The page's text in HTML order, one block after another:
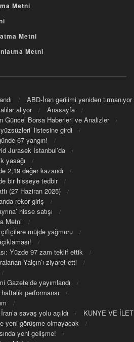
Metni
Metni
Metni
ABD-İran gerilimi yeniden tırmanıyor
alıyor
Anasayfa
Güncel Borsa Haberleri ve Analizler
listesine girdi
67 yangın!
Jurasek İstanbul’da
yasağı
2,19 değer kazandı
bir hisseye tedbir
(27 Haziran 2025)
rekor giriş
hisse satışı
Metni
çiftçilere müjde yağmuru
Yüzde 97 zam teklif ettik
Yalçın’ı ziyaret etti
Gazete’de yayımlandı
performansı
savaş yolu açıldı
KUNYE VE
yeni görüşme olmayacak
yeni gelişme!